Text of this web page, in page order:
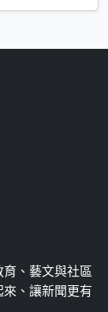
、藝文與社區
、讓新聞更有